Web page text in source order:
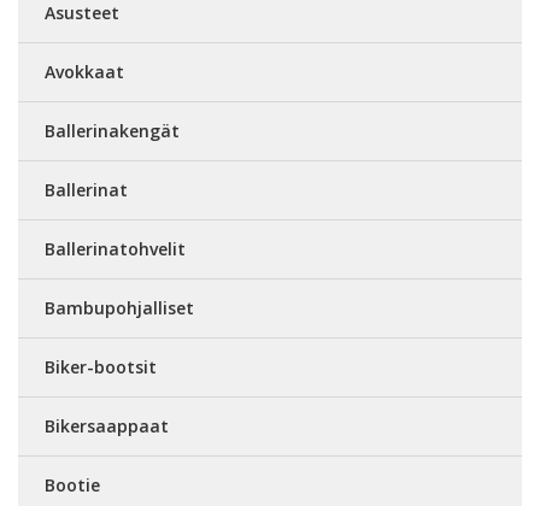
Asusteet
Avokkaat
Ballerinakengät
Ballerinat
Ballerinatohvelit
Bambupohjalliset
Biker-bootsit
Bikersaappaat
Bootie